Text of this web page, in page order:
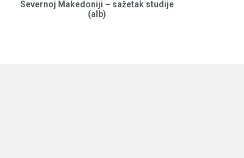
Severnoj Makedoniji – sažetak studije
(alb)